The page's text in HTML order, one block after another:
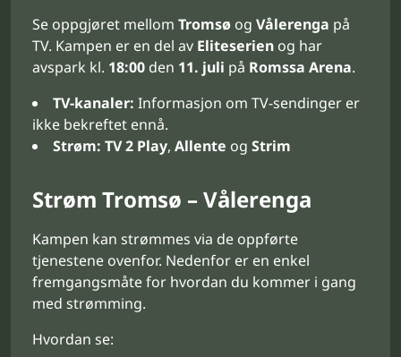
Se oppgjøret mellom Tromsø og Vålerenga på
TV. Kampen er en del av Eliteserien og har
avspark kl. 18:00 den 11. juli på Romssa Arena.
TV-kanaler: Informasjon om TV-sendinger er
ikke bekreftet ennå.
Strøm: TV 2 Play, Allente og Strim
Strøm Tromsø – Vålerenga
Kampen kan strømmes via de oppførte
tjenestene ovenfor. Nedenfor er en enkel
fremgangsmåte for hvordan du kommer i gang
med strømming.
Hvordan se: